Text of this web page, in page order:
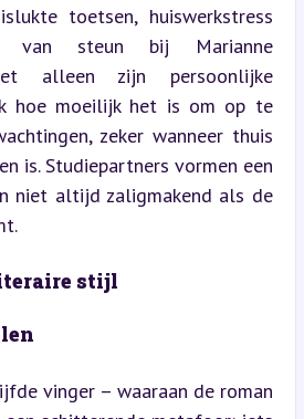
toetsen, huiswerkstress
van steun bij Marianne
alleen zijn persoonlijke
hoe moeilijk het is om op te
zeker wanneer thuis
is. Studiepartners vormen een
niet altijd zaligmakend als de
stijl
vinger – waaraan de roman